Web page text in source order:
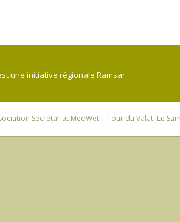
une initiative régionale Ramsar.
Secrétariat MedWet | Tour du Valat, Le